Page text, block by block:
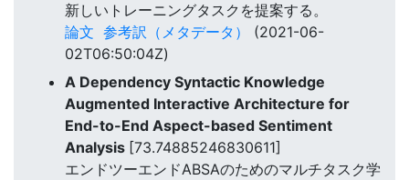
新しいトレーニングタスクを提案する。
論文 参考訳（メタデータ）
(2021-06-
02T06:50:04Z)
A Dependency Syntactic Knowledge
Augmented Interactive Architecture for
End-to-End Aspect-based Sentiment
Analysis [73.74885246830611]
エンドツーエンドABSAのためのマルチタスク学